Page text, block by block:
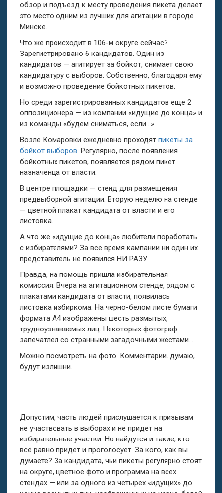
обзор и подъезд к месту проведения пикета делает
это место одним из лучших для агитации в городе
Минске.
Что же происходит в 106-м округе сейчас?
Зарегистрировано 6 кандидатов. Один из
кандидатов — агитирует за бойкот, снимает свою
кандидатуру с выборов. Собственно, благодаря ему
и возможно проведение бойкотных пикетов.
Но среди зарегистрированных кандидатов еще 2
оппозиционера — из компании «идущие до конца» и
из команды «будем сниматься, если…».
Возле Комаровки ежедневно проходят пикеты за
бойкот выборов. Регулярно, после появления
бойкотных пикетов, появляется рядом пикет
назначенца от власти.
В центре площадки — стенд для размещения
предвыборной агитации. Вторую неделю на стенде
— цветной плакат кандидата от власти и его
листовка.
А что же «идущие до конца» любители поработать
с избирателями? За все время кампании ни один их
представитель не появился НИ РАЗУ.
Правда, на помощь пришла избирательная
комиссия. Вчера на агитационном стенде, рядом с
плакатами кандидата от власти, появилась
листовка избиркома. На черно-белом листе бумаги
формата А4 изображены шесть размытых,
трудноузнаваемых лиц. Некоторых фотограф
запечатлел со странными загадочными жестами…
Можно посмотреть на фото. Комментарии, думаю,
будут излишни.
Допустим, часть людей прислушается к призывам
не участвовать в выборах и не придет на
избирательные участки. Но найдутся и такие, кто
всё равно придет и проголосует. За кого, как вы
думаете? За кандидата, чьи пикеты регулярно стоят
на округе, цветное фото и программа на всех
стендах — или за одного из четырех «идущих» до